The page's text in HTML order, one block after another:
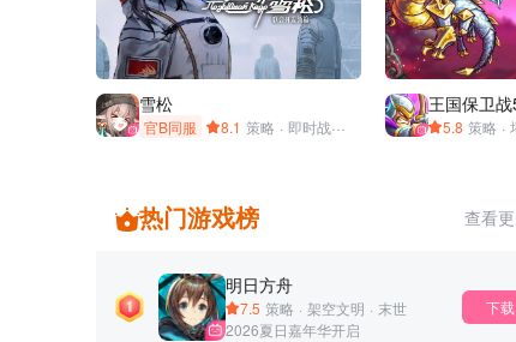
雪松
官B同服 8.1 策略 · 即时战术 军武 · 硬核 · 战车 · 少女
王国保卫
5.8 策略 ·
热门游戏榜 查看
明日方舟
7.5 策略 · 架空文明 · 末世
2026夏日嘉年华开启
下载